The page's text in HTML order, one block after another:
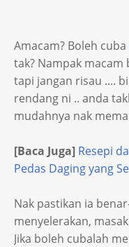
Amacam? Boleh cuba
tak? Nampak macam
tapi jangan risau ....
rendang ni .. anda
mudahnya nak
[Baca Juga] Resepi
Pedas Daging yang
Nak pastikan ia
menyelerakan,
Jika boleh cubalah